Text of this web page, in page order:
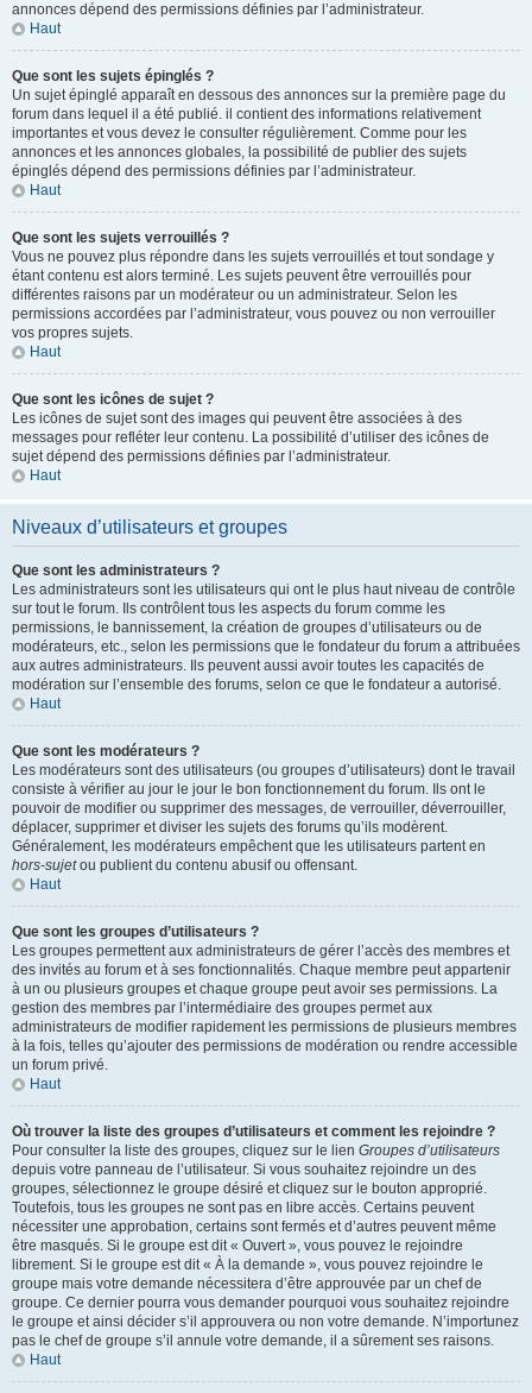
annonces dépend des permissions définies par l’administrateur.
Haut
Que sont les sujets épinglés ?
Un sujet épinglé apparaît en dessous des annonces sur la première page du
forum dans lequel il a été publié. il contient des informations relativement
importantes et vous devez le consulter régulièrement. Comme pour les
annonces et les annonces globales, la possibilité de publier des sujets
épinglés dépend des permissions définies par l’administrateur.
Haut
Que sont les sujets verrouillés ?
Vous ne pouvez plus répondre dans les sujets verrouillés et tout sondage y
étant contenu est alors terminé. Les sujets peuvent être verrouillés pour
différentes raisons par un modérateur ou un administrateur. Selon les
permissions accordées par l’administrateur, vous pouvez ou non verrouiller
vos propres sujets.
Haut
Que sont les icônes de sujet ?
Les icônes de sujet sont des images qui peuvent être associées à des
messages pour refléter leur contenu. La possibilité d’utiliser des icônes de
sujet dépend des permissions définies par l’administrateur.
Haut
Niveaux d’utilisateurs et groupes
Que sont les administrateurs ?
Les administrateurs sont les utilisateurs qui ont le plus haut niveau de contrôle
sur tout le forum. Ils contrôlent tous les aspects du forum comme les
permissions, le bannissement, la création de groupes d’utilisateurs ou de
modérateurs, etc., selon les permissions que le fondateur du forum a attribuées
aux autres administrateurs. Ils peuvent aussi avoir toutes les capacités de
modération sur l’ensemble des forums, selon ce que le fondateur a autorisé.
Haut
Que sont les modérateurs ?
Les modérateurs sont des utilisateurs (ou groupes d’utilisateurs) dont le travail
consiste à vérifier au jour le jour le bon fonctionnement du forum. Ils ont le
pouvoir de modifier ou supprimer des messages, de verrouiller, déverrouiller,
déplacer, supprimer et diviser les sujets des forums qu’ils modèrent.
Généralement, les modérateurs empêchent que les utilisateurs partent en
hors-sujetou publient du contenu abusif ou offensant.
Haut
Que sont les groupes d’utilisateurs ?
Les groupes permettent aux administrateurs de gérer l’accès des membres et
des invités au forum et à ses fonctionnalités. Chaque membre peut appartenir
à un ou plusieurs groupes et chaque groupe peut avoir ses permissions. La
gestion des membres par l’intermédiaire des groupes permet aux
administrateurs de modifier rapidement les permissions de plusieurs membres
à la fois, telles qu’ajouter des permissions de modération ou rendre accessible
un forum privé.
Haut
Où trouver la liste des groupes d’utilisateurs et comment les rejoindre ?
Pour consulter la liste des groupes, cliquez sur le lien Groupes d’utilisateurs
depuis votre panneau de l’utilisateur. Si vous souhaitez rejoindre un des
groupes, sélectionnez le groupe désiré et cliquez sur le bouton approprié.
Toutefois, tous les groupes ne sont pas en libre accès. Certains peuvent
nécessiter une approbation, certains sont fermés et d’autres peuvent même
être masqués. Si le groupe est dit « Ouvert », vous pouvez le rejoindre
librement. Si le groupe est dit « À la demande », vous pouvez rejoindre le
groupe mais votre demande nécessitera d’être approuvée par un chef de
groupe. Ce dernier pourra vous demander pourquoi vous souhaitez rejoindre
le groupe et ainsi décider s’il approuvera ou non votre demande. N’importunez
pas le chef de groupe s’il annule votre demande, il a sûrement ses raisons.
Haut